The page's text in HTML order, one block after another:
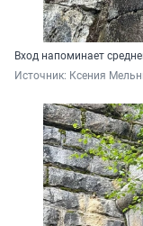
Вход напоминает
Источник: Ксения